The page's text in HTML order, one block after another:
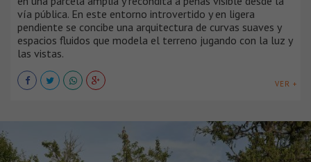
vía pública. En este entorno introvertido y en ligera
pendiente se concibe una arquitectura de curvas suaves y
espacios fluidos que modela el terreno jugando con la luz y
las vistas.
VER +